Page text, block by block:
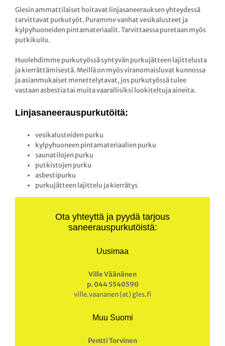
Glesin ammattilaiset hoitavat linjasaneerauksen yhteydessä
tarvittavat purkutyöt. Puramme vanhat vesikalusteet ja
kylpyhuoneiden pintamateriaalit. Tarvittaessa puretaan myös
putkikuilu.
Huolehdimme purkutyössä syntyvän purkujätteen lajittelusta
ja kierrättämisestä. Meillä on myös viranomaisluvat kunnossa
ja asianmukaiset menettelytavat, jos purkutyössä tulee
vastaan asbestia tai muita vaarallisiksi luokiteltuja aineita.
Linjasaneerauspurkutöitä:
vesikalusteiden purku
kylpyhuoneen pintamateriaalien purku
saunatilojen purku
putkistojen purku
asbestipurku
purkujätteen lajittelu ja kierrätys
Ota yhteyttä ja pyydä tarjous
saneerauspurkutöistä:
Uusimaa
Ville Väänänen
p. 044 5540590
ville.vaananen (at) gles.fi
Muu Suomi
Pentti Torvinen